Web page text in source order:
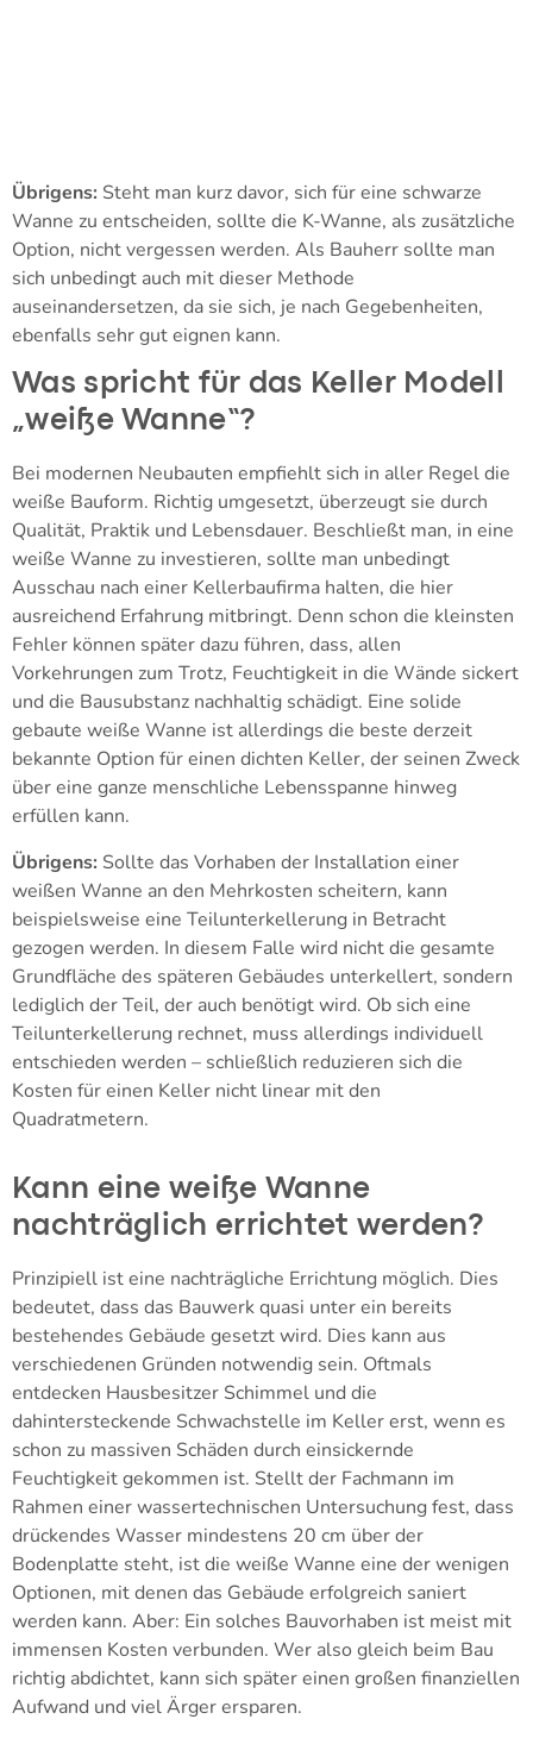
Übrigens: Steht man kurz davor, sich für eine schwarze
Wanne zu entscheiden, sollte die K-Wanne, als zusätzliche
Option, nicht vergessen werden. Als Bauherr sollte man
sich unbedingt auch mit dieser Methode
auseinandersetzen, da sie sich, je nach Gegebenheiten,
ebenfalls sehr gut eignen kann.
Was spricht für das Keller Modell
„weiße Wanne“?
Bei modernen Neubauten empfiehlt sich in aller Regel die
weiße Bauform. Richtig umgesetzt, überzeugt sie durch
Qualität, Praktik und Lebensdauer. Beschließt man, in eine
weiße Wanne zu investieren, sollte man unbedingt
Ausschau nach einer Kellerbaufirma halten, die hier
ausreichend Erfahrung mitbringt. Denn schon die kleinsten
Fehler können später dazu führen, dass, allen
Vorkehrungen zum Trotz, Feuchtigkeit in die Wände sickert
und die Bausubstanz nachhaltig schädigt. Eine solide
gebaute weiße Wanne ist allerdings die beste derzeit
bekannte Option für einen dichten Keller, der seinen Zweck
über eine ganze menschliche Lebensspanne hinweg
erfüllen kann.
Übrigens: Sollte das Vorhaben der Installation einer
weißen Wanne an den Mehrkosten scheitern, kann
beispielsweise eine Teilunterkellerung in Betracht
gezogen werden. In diesem Falle wird nicht die gesamte
Grundfläche des späteren Gebäudes unterkellert, sondern
lediglich der Teil, der auch benötigt wird. Ob sich eine
Teilunterkellerung rechnet, muss allerdings individuell
entschieden werden – schließlich reduzieren sich die
Kosten für einen Keller nicht linear mit den
Quadratmetern.
Kann eine weiße Wanne
nachträglich errichtet werden?
Prinzipiell ist eine nachträgliche Errichtung möglich. Dies
bedeutet, dass das Bauwerk quasi unter ein bereits
bestehendes Gebäude gesetzt wird. Dies kann aus
verschiedenen Gründen notwendig sein. Oftmals
entdecken Hausbesitzer Schimmel und die
dahintersteckende Schwachstelle im Keller erst, wenn es
schon zu massiven Schäden durch einsickernde
Feuchtigkeit gekommen ist. Stellt der Fachmann im
Rahmen einer wassertechnischen Untersuchung fest, dass
drückendes Wasser mindestens 20 cm über der
Bodenplatte steht, ist die weiße Wanne eine der wenigen
Optionen, mit denen das Gebäude erfolgreich saniert
werden kann. Aber: Ein solches Bauvorhaben ist meist mit
immensen Kosten verbunden. Wer also gleich beim Bau
richtig abdichtet, kann sich später einen großen finanziellen
Aufwand und viel Ärger ersparen.